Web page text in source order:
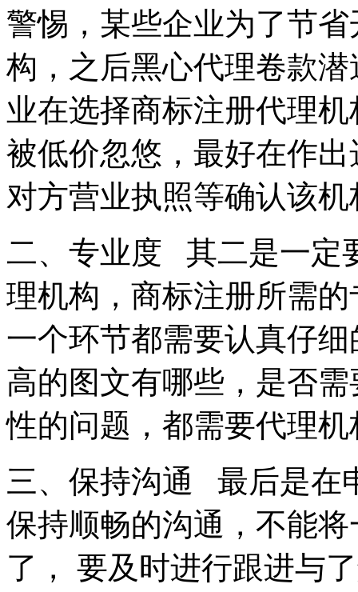
警惕，某些企业为了节
构，之后黑心代理卷款
业在选择商标注册代理
被低价忽悠，最好在作
对方营业执照等确认该
二、专业度 其二是一定
理机构，商标注册所需
一个环节都需要认真仔
高的图文有哪些，是否
性的问题，都需要代理
三、保持沟通 最后是在
保持顺畅的沟通，不能
了， 要及时进行跟进与